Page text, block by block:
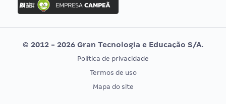
Concurso MPU
Editais publicados
Vunesp
CONCURSOS POR PROFISSÃO
EXAME DE ORDEM
© 2012 - 2026 Gran Tecnologia e Educação S/A.
Política de privacidade
Termos de uso
Mapa do site